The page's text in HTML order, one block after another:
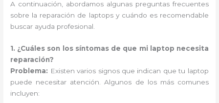
A continuación, abordamos algunas preguntas frecuentes
sobre la reparación de laptops y cuándo es recomendable
buscar ayuda profesional.
1. ¿Cuáles son los síntomas de que mi laptop necesita
reparación?
Problema: Existen varios signos que indican que tu laptop
puede necesitar atención. Algunos de los más comunes
incluyen: